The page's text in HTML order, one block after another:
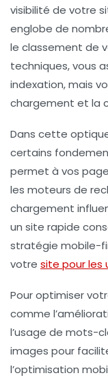
visibilité de votre
englobe de
le classement de
techniques, vous
indexation, mais
chargement et la
Dans cette
certains
permet à vos
les moteurs de
chargement
un site rapide
stratégie mobile-
votre site pour les
Pour optimiser
comme
l’usage de mots-
images pour
l’optimisation